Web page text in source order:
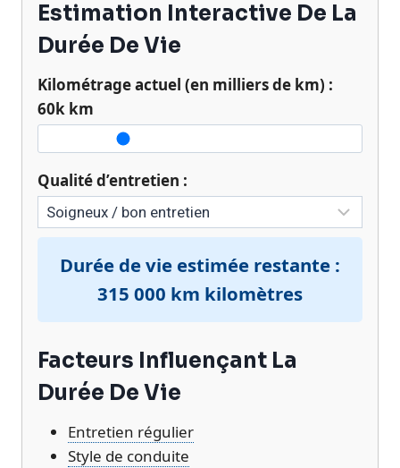
Estimation Interactive De La
Durée De Vie
Kilométrage actuel (en milliers de km) :
60k km
Qualité d’entretien :
Durée de vie estimée restante :
315 000 km kilomètres
Facteurs Influençant La
Durée De Vie
Entretien régulier
Style de conduite